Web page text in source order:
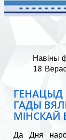
Навіны
18
ГЕНАЦЫД
ГАДЫ
МІНСКАЙ
Да Дня